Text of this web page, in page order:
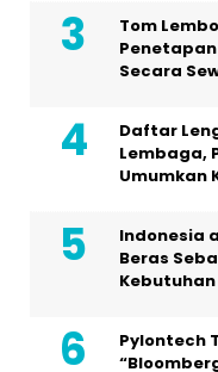
Tom
Secara
Daftar
Lembaga,
Umumkan
Indonesia
Beras
Pylontech